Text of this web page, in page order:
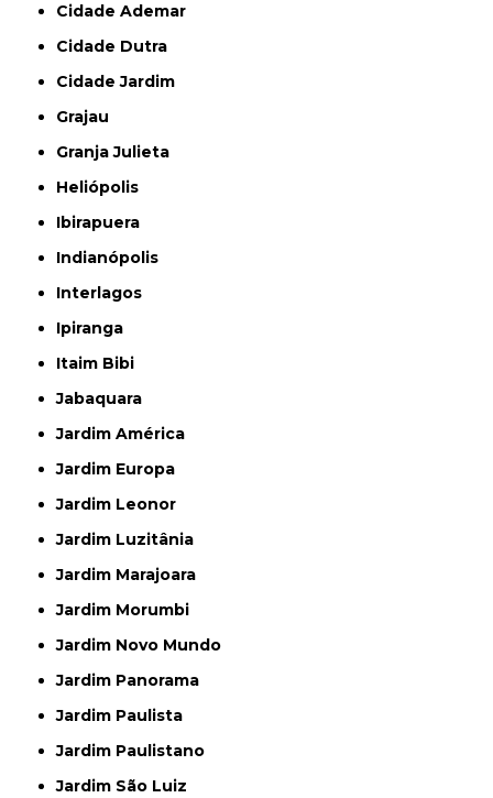
Cidade Ademar
Cidade Dutra
Cidade Jardim
Grajau
Granja Julieta
Heliópolis
Ibirapuera
Indianópolis
Interlagos
Ipiranga
Itaim Bibi
Jabaquara
Jardim América
Jardim Europa
Jardim Leonor
Jardim Luzitânia
Jardim Marajoara
Jardim Morumbi
Jardim Novo Mundo
Jardim Panorama
Jardim Paulista
Jardim Paulistano
Jardim São Luiz